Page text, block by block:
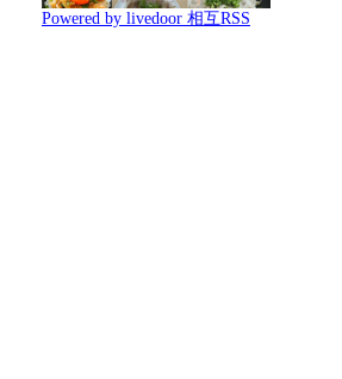
Powered by livedoor 相互RSS